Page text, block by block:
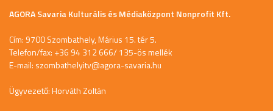
AGORA Savaria Kulturális és Médiaközpont Nonprofit Kft.
Cím: 9700 Szombathely, Márius 15. tér 5.
Telefon/fax: +36 94 312 666/ 135-ös mellék
E-mail: szombathelyitv@agora-savaria.hu
Ügyvezető: Horváth Zoltán